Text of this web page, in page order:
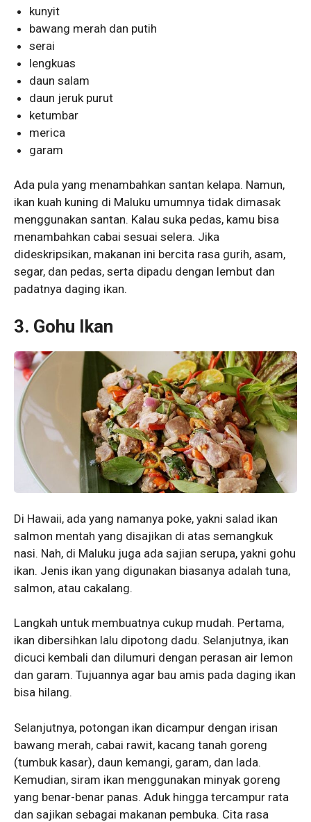
kunyit
bawang merah dan putih
serai
lengkuas
daun salam
daun jeruk purut
ketumbar
merica
garam
Ada pula yang menambahkan santan kelapa. Namun,
ikan kuah kuning di Maluku umumnya tidak dimasak
menggunakan santan. Kalau suka pedas, kamu bisa
menambahkan cabai sesuai selera. Jika
dideskripsikan, makanan ini bercita rasa gurih, asam,
segar, dan pedas, serta dipadu dengan lembut dan
padatnya daging ikan.
3. Gohu Ikan
Di Hawaii, ada yang namanya poke, yakni salad ikan
salmon mentah yang disajikan di atas semangkuk
nasi. Nah, di Maluku juga ada sajian serupa, yakni gohu
ikan. Jenis ikan yang digunakan biasanya adalah tuna,
salmon, atau cakalang.
Langkah untuk membuatnya cukup mudah. Pertama,
ikan dibersihkan lalu dipotong dadu. Selanjutnya, ikan
dicuci kembali dan dilumuri dengan perasan air lemon
dan garam. Tujuannya agar bau amis pada daging ikan
bisa hilang.
Selanjutnya, potongan ikan dicampur dengan irisan
bawang merah, cabai rawit, kacang tanah goreng
(tumbuk kasar), daun kemangi, garam, dan lada.
Kemudian, siram ikan menggunakan minyak goreng
yang benar-benar panas. Aduk hingga tercampur rata
dan sajikan sebagai makanan pembuka. Cita rasa